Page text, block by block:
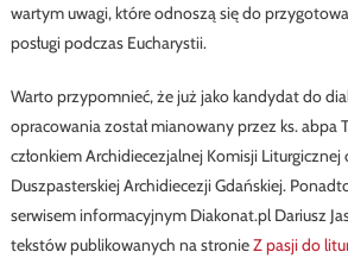
wartym uwagi, które odnoszą się do
posługi podczas Eucharystii.
Warto przypomnieć, że już jako kandydat do
opracowania został mianowany przez ks. abpa
członkiem Archidiecezjalnej Komisji Liturgicznej
Duszpasterskiej Archidiecezji Gdańskiej.
serwisem informacyjnym Diakonat.pl Dariusz
tekstów publikowanych na stronieZ pasji do